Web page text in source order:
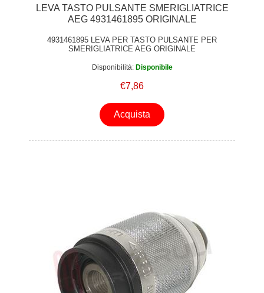
LEVA TASTO PULSANTE SMERIGLIATRICE
AEG 4931461895 ORIGINALE
4931461895 LEVA PER TASTO PULSANTE PER
SMERIGLIATRICE AEG ORIGINALE
Disponibilità: Disponibile
€7,86
Acquista